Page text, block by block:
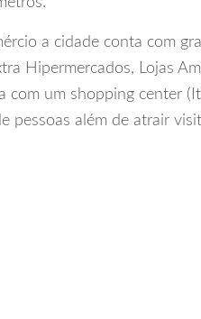
a cidade conta com
Hipermercados, Lojas
com um shopping center
pessoas além de atrair